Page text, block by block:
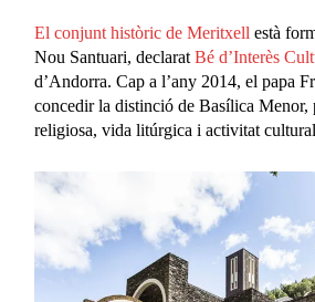
El conjunt històric de Meritxell està
Nou Santuari, declaratBé d’Interès
d’Andorra. Cap a l’any 2014, el papa
concedir la distinció de Basílica Menor,
religiosa, vida litúrgica i activitat